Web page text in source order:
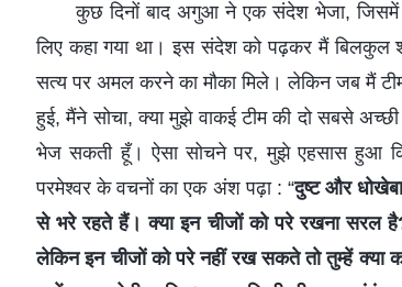
कुछ दिनों बाद अगुआ ने एक संदेश भेजा, जिसमें
लिए कहा गया था। इस संदेश को पढ़कर मैं बिलकुल
सत्य पर अमल करने का मौका मिले। लेकिन जब मैं
हुई, मैंने सोचा, क्या मुझे वाकई टीम की दो सबसे अच्छी
भेज सकती हूँ। ऐसा सोचने पर, मुझे एहसास हुआ कि
परमेश्वर के वचनों का एक अंश पढ़ा : “दुष्ट और
से भरे रहते हैं। क्या इन चीजों को परे रखना सरल
लेकिन इन चीजों को परे नहीं रख सकते तो तुम्हें क्या